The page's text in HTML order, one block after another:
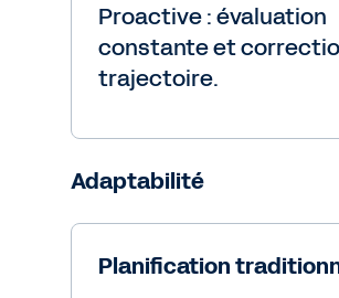
Proactive : évaluation
constante et
trajectoire.
Adaptabilité
Planification